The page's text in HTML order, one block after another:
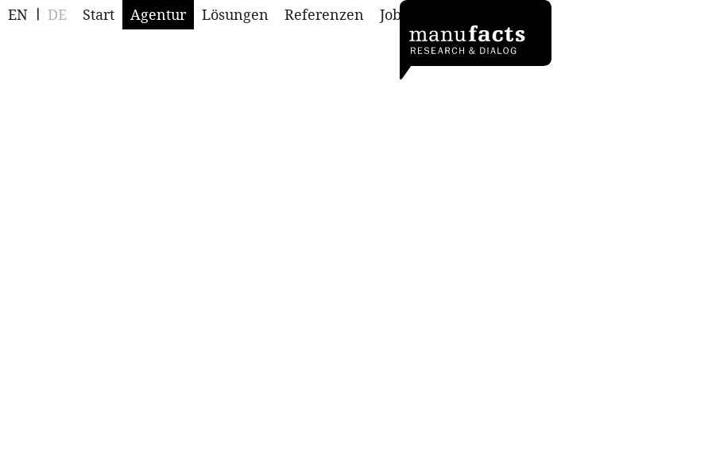
EN DE Start Agentur Lösungen Referenzen Jobs